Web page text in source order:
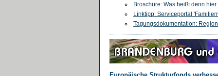
Broschüre: Was heißt denn
Linktipp: Serviceportal
Tagungsdokumentation: